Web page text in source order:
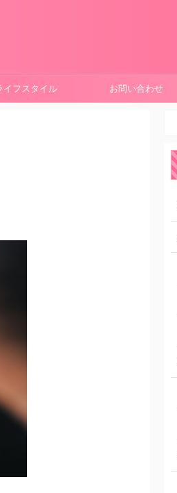
イフスタイル お問い合わせ